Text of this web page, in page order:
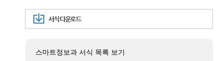
서식 다운로드
스마트정보과 서식 목록 보기